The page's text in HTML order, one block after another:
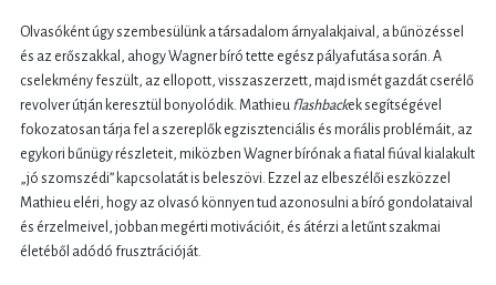
Olvasóként úgy szembesülünk a társadalom árnyalakjaival, a bűnözéssel
és az erőszakkal, ahogy Wagner bíró tette egész pályafutása során. A
cselekmény feszült, az ellopott, visszaszerzett, majd ismét gazdát cserélő
revolver útján keresztül bonyolódik. Mathieu flashbackek segítségével
fokozatosan tárja fel a szereplők egzisztenciális és morális problémáit, az
egykori bűnügy részleteit, miközben Wagner bírónak a fiatal fiúval kialakult
„jó szomszédi” kapcsolatát is beleszövi. Ezzel az elbeszélői eszközzel
Mathieu eléri, hogy az olvasó könnyen tud azonosulni a bíró gondolataival
és érzelmeivel, jobban megérti motivációit, és átérzi a letűnt szakmai
életéből adódó frusztrációját.